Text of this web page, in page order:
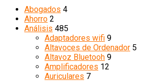
Abogados 4
Ahorro 2
Análisis 485
Adaptadores wifi 9
Altavoces de Ordenador 5
Altavoz Bluetooh 9
Amplificadores 12
Auriculares 7